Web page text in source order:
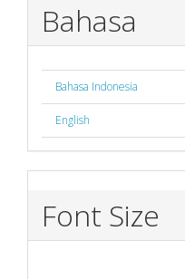
Bahasa
Bahasa Indonesia
English
Font Size